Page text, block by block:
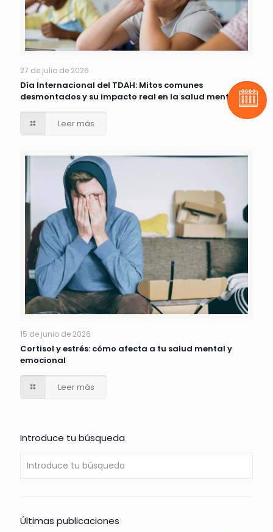
27 de julio de 2026
Día Internacional del TDAH: Mitos comunes
desmontados y su impacto real en la salud mental
Leer más
15 de junio de 2026
Cortisol y estrés: cómo afecta a tu salud mental y
emocional
Leer más
Introduce tu búsqueda
Últimas publicaciones
Pide